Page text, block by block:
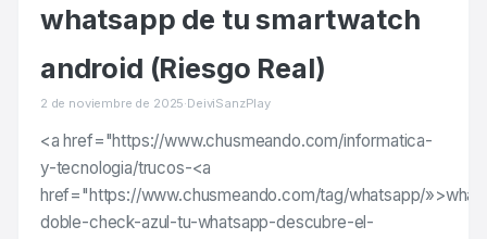
whatsapp de tu smartwatch
android (Riesgo Real)
2 de noviembre de 2025·DeiviSanzPlay
<a href="https://www.chusmeando.com/informatica-
y-tecnologia/trucos-<a
href="https://www.chusmeando.com/tag/whatsapp/
doble-check-azul-tu-whatsapp-descubre-el-